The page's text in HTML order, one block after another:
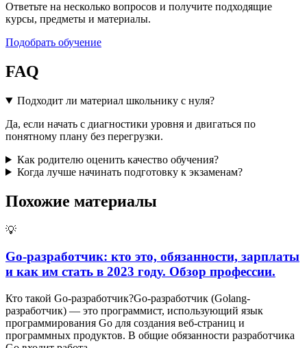
Ответьте на несколько вопросов и получите подходящие
курсы, предметы и материалы.
Подобрать обучение
FAQ
Подходит ли материал школьнику с нуля?
Да, если начать с диагностики уровня и двигаться по
понятному плану без перегрузки.
Как родителю оценить качество обучения?
Когда лучше начинать подготовку к экзаменам?
Похожие материалы
💡
Go-разработчик: кто это, обязанности, зарплаты
и как им стать в 2023 году. Обзор профессии.
Кто такой Go-разработчик?Go-разработчик (Golang-
разработчик) — это программист, использующий язык
программирования Go для создания веб-страниц и
программных продуктов. В общие обязанности разработчика